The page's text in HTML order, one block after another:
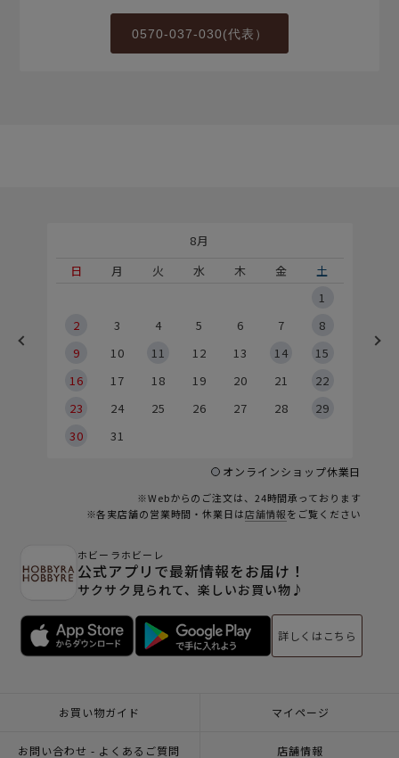
0570-037-030(代表）
8月
日
月 火 水 木 金
土
1
2
3 4 5 6 7
8
9
10 11 12 13 14
15
16
17 18 19 20 21
22
23
24 25 26 27 28
29
30
31
オンラインショップ休業日
※Webからのご注文は、24時間承っております
※各実店舗の営業時間・休業日は店舗情報をご覧ください
ホビーラホビーレ
公式アプリで最新情報をお届け！
サクサク見られて、楽しいお買い物♪
詳しくはこちら
お買い物ガイド マイページ
お問い合わせ - よくあるご質問 店舗情報